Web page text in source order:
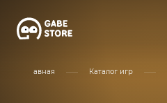
Главная Каталог игр